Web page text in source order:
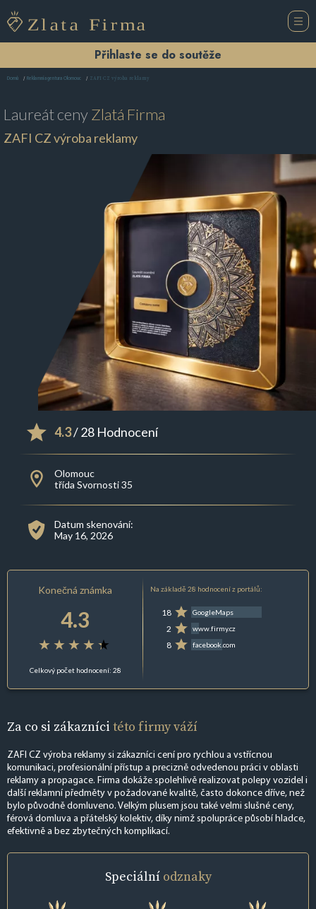
Přihlaste se do soutěže
Domů Reklamní agentura Olomouc ZAFI CZ výroba reklamy
Laureát cenyZlatá Firma
ZAFI CZ výroba reklamy
4.3/ 28 Hodnocení
Olomouc
třída Svornosti 35
Datum skenování:
May 16, 2026
Konečná známka
4.3
Celkový počet hodnocení: 28
Na základě 28 hodnocení z portálů:
18 GoogleMaps
2 www.firmy.cz
8 facebook.com
Za co si zákazníci této firmy váží
ZAFI CZ výroba reklamy si zákazníci cení pro rychlou a vstřícnou
komunikaci, profesionální přístup a precizně odvedenou práci v oblasti
reklamy a propagace. Firma dokáže spolehlivě realizovat polepy vozidel i
další reklamní předměty v požadované kvalitě, často dokonce dříve, než
bylo původně domluveno. Velkým plusem jsou také velmi slušné ceny,
férová domluva a přátelský kolektiv, díky nimž spolupráce působí hladce,
efektivně a bez zbytečných komplikací.
Speciální odznaky